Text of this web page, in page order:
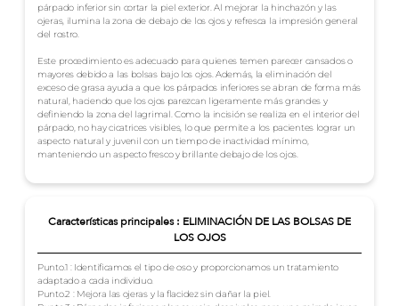
párpado inferior sin cortar la piel exterior. Al mejorar la hinchazón y las
ojeras, ilumina la zona de debajo de los ojos y refresca la impresión general
del rostro.
Este procedimiento es adecuado para quienes temen parecer cansados o
mayores debido a las bolsas bajo los ojos. Además, la eliminación del
exceso de grasa ayuda a que los párpados inferiores se abran de forma más
natural, haciendo que los ojos parezcan ligeramente más grandes y
definiendo la zona del lagrimal. Como la incisión se realiza en el interior del
párpado, no hay cicatrices visibles, lo que permite a los pacientes lograr un
aspecto natural y juvenil con un tiempo de inactividad mínimo,
manteniendo un aspecto fresco y brillante debajo de los ojos.
Características principales : ELIMINACIÓN DE LAS BOLSAS DE
LOS OJOS
Punto.1 : Identificamos el tipo de oso y proporcionamos un tratamiento
adaptado a cada individuo.
Punto.2 : Mejora las ojeras y la flacidez sin dañar la piel.